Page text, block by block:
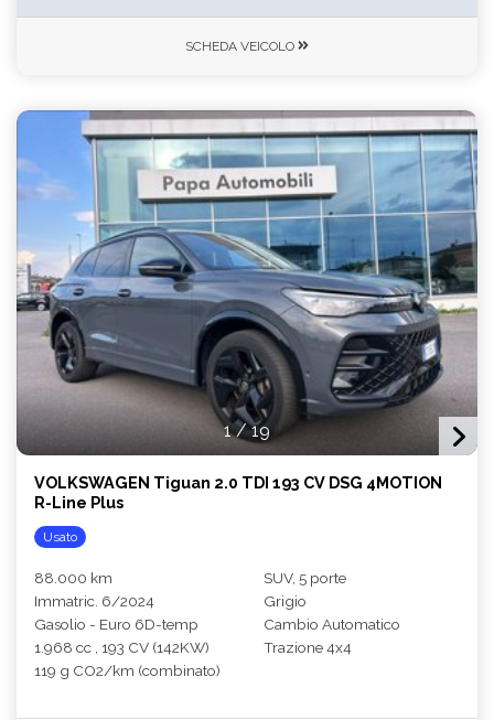
SCHEDA VEICOLO
1/19
VOLKSWAGEN Tiguan 2.0 TDI 193 CV DSG 4MOTION
R-Line Plus
Usato
88.000 km
Immatric. 6/2024
Gasolio - Euro 6D-temp
1.968 cc , 193 CV (142KW)
119 g CO2/km (combinato)
SUV, 5 porte
Grigio
Cambio Automatico
Trazione 4x4